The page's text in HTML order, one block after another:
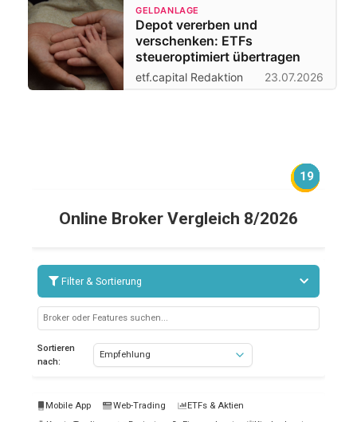
GELDANLAGE
Depot vererben und
verschenken: ETFs
steueroptimiert übertragen
etf.capital Redaktion 23.07.2026